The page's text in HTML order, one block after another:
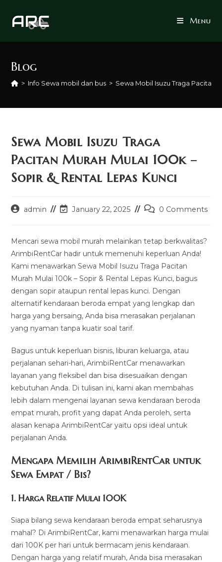
Menu
Blog
> Info Sewa mobil dan bus > Sewa Mobil Isuzu Traga Pacitan
Sewa Mobil Isuzu Traga
Pacitan Murah Mulai 100k –
Sopir & Rental Lepas Kunci
Postadmin
PostJanuary 22, 2025
Post0 Comments
Mencari sewa mobil murah melainkan tetap berkwalitas?
ArimbiRentCar hadir untuk memenuhi keperluan Anda!
Kami menawarkan Sewa Mobil Isuzu Traga Pacitan
Murah Mulai 100k – Sopir & Rental Lepas Kunci, bagus
dengan sopir ataupun rental lepas kunci. Dengan
alternatif kendaraan beroda empat yang lengkap dan
harga yang bersaing, Anda bisa merasakan perjalanan
yang nyaman tanpa kuatir soal tarif.
Bagus untuk keperluan bisnis, liburan keluarga, atau
perjalanan sehari-hari, ArimbiRentCar menawarkan
layanan yang fleksibel dan bisa disesuaikan dengan
kebutuhan Anda. Di tulisan ini, kami akan membahas
lebih dalam mengenai layanan sewa kendaraan beroda
empat murah, profit yang dapat Anda peroleh, serta
alasan kenapa ArimbiRentCar yaitu opsi ideal untuk
perjalanan Anda.
Mengapa Memilih ArimbiRentCar untuk
Sewa Empat / Bis?
1.Harga Relatif Mulai 100K
Siapa bilang sewa kendaraan beroda empat seharusnya
mahal? Di ArimbiRentCar, kami menawarkan harga mulai
dari 100K per hari untuk bermacam jenis kendaraan.
Dengan harga yang relatif murah, Anda bisa merasakan